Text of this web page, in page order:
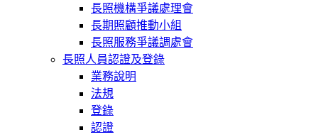
長照機構爭議處理會
長期照顧推動小組
長照服務爭議調處會
長照人員認證及登錄
業務說明
法規
登錄
認證